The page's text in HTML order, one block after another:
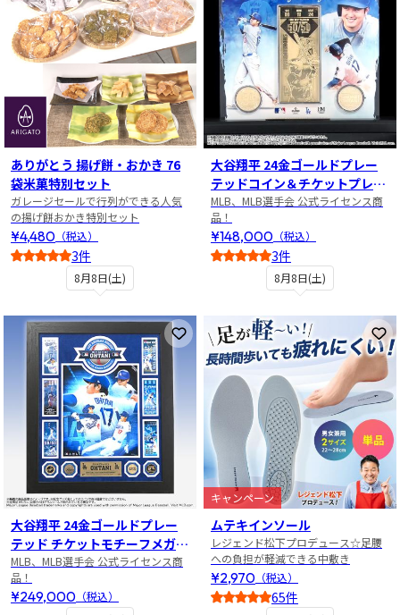
8月8日(土)
ありがとう 揚げ餅・おかき 76
袋米菓特別セット
ガレージセールで行列ができる人気
の揚げ餅おかき特別セット
¥4,480 （税込）
3件
8月8日(土)
大谷翔平 24金ゴールドプレー
テッドコイン＆チケットプレー
トセット
MLB、MLB選手会 公式ライセンス商
品！
¥148,000 （税込）
3件
お気に入りに登録
大谷翔平 24金ゴールドプレー
テッド チケットモチーフメガフ
ォトミント
MLB、MLB選手会 公式ライセンス商
品！
¥249,000 （税込）
お
キャンペーン
ムテキインソール
レジェンド松下プロデュース☆足腰
への負担が軽減できる中敷き
¥2,970 （税込）
65件